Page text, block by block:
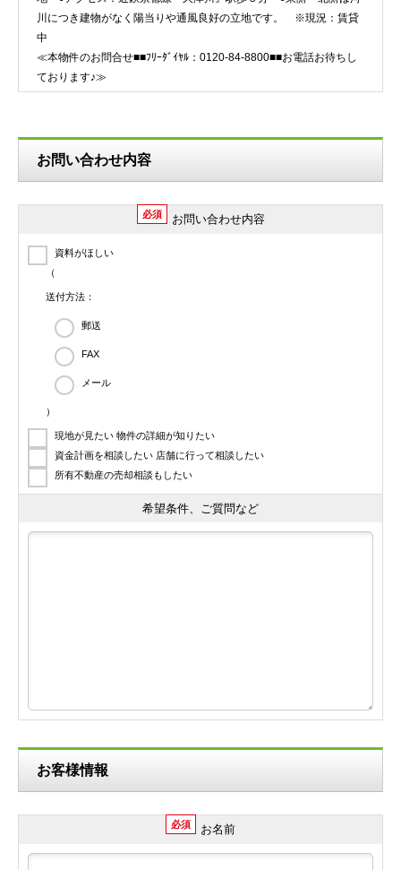
川につき建物がなく陽当りや通風良好の立地です。 ※現況：賃貸
中
≪本物件のお問合せ■■ﾌﾘｰﾀﾞｲﾔﾙ：0120-84-8800■■お電話お待ちし
ております♪≫
お問い合わせ内容
必須 お問い合わせ内容
資料がほしい
（
送付方法：
郵送
FAX
メール
）
現地が見たい 物件の詳細が知りたい
資金計画を相談したい 店舗に行って相談したい
所有不動産の売却相談もしたい
希望条件、ご質問など
お客様情報
必須 お名前